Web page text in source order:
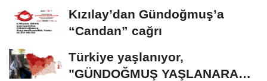
Kızılay’dan Gündoğmuş’a
“Candan” cağrı
Türkiye yaşlanıyor,
"GÜNDOĞMUŞ YAŞLANARAK